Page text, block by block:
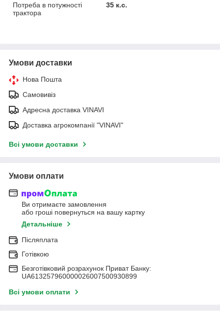
Потреба в потужності
трактора
35 к.с.
Умови доставки
Нова Пошта
Самовивіз
Адресна доставка VINAVI
Доставка агрокомпанії "VINAVI"
Всі умови доставки
Умови оплати
Ви отримаєте замовлення
або гроші повернуться на вашу картку
Детальніше
Післяплата
Готівкою
Безготівковий розрахунок Приват Банку:
UA613257960000026007500930899
Всі умови оплати